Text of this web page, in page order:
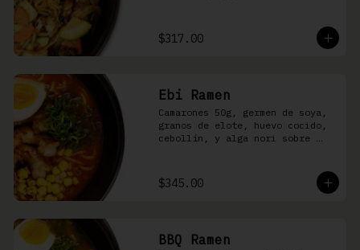
$317.00
Ebi Ramen
Camarones 50g, germen de soya,
granos de elote, huevo cocido,
cebollín, y alga nori sobre
$345.00
BBQ Ramen